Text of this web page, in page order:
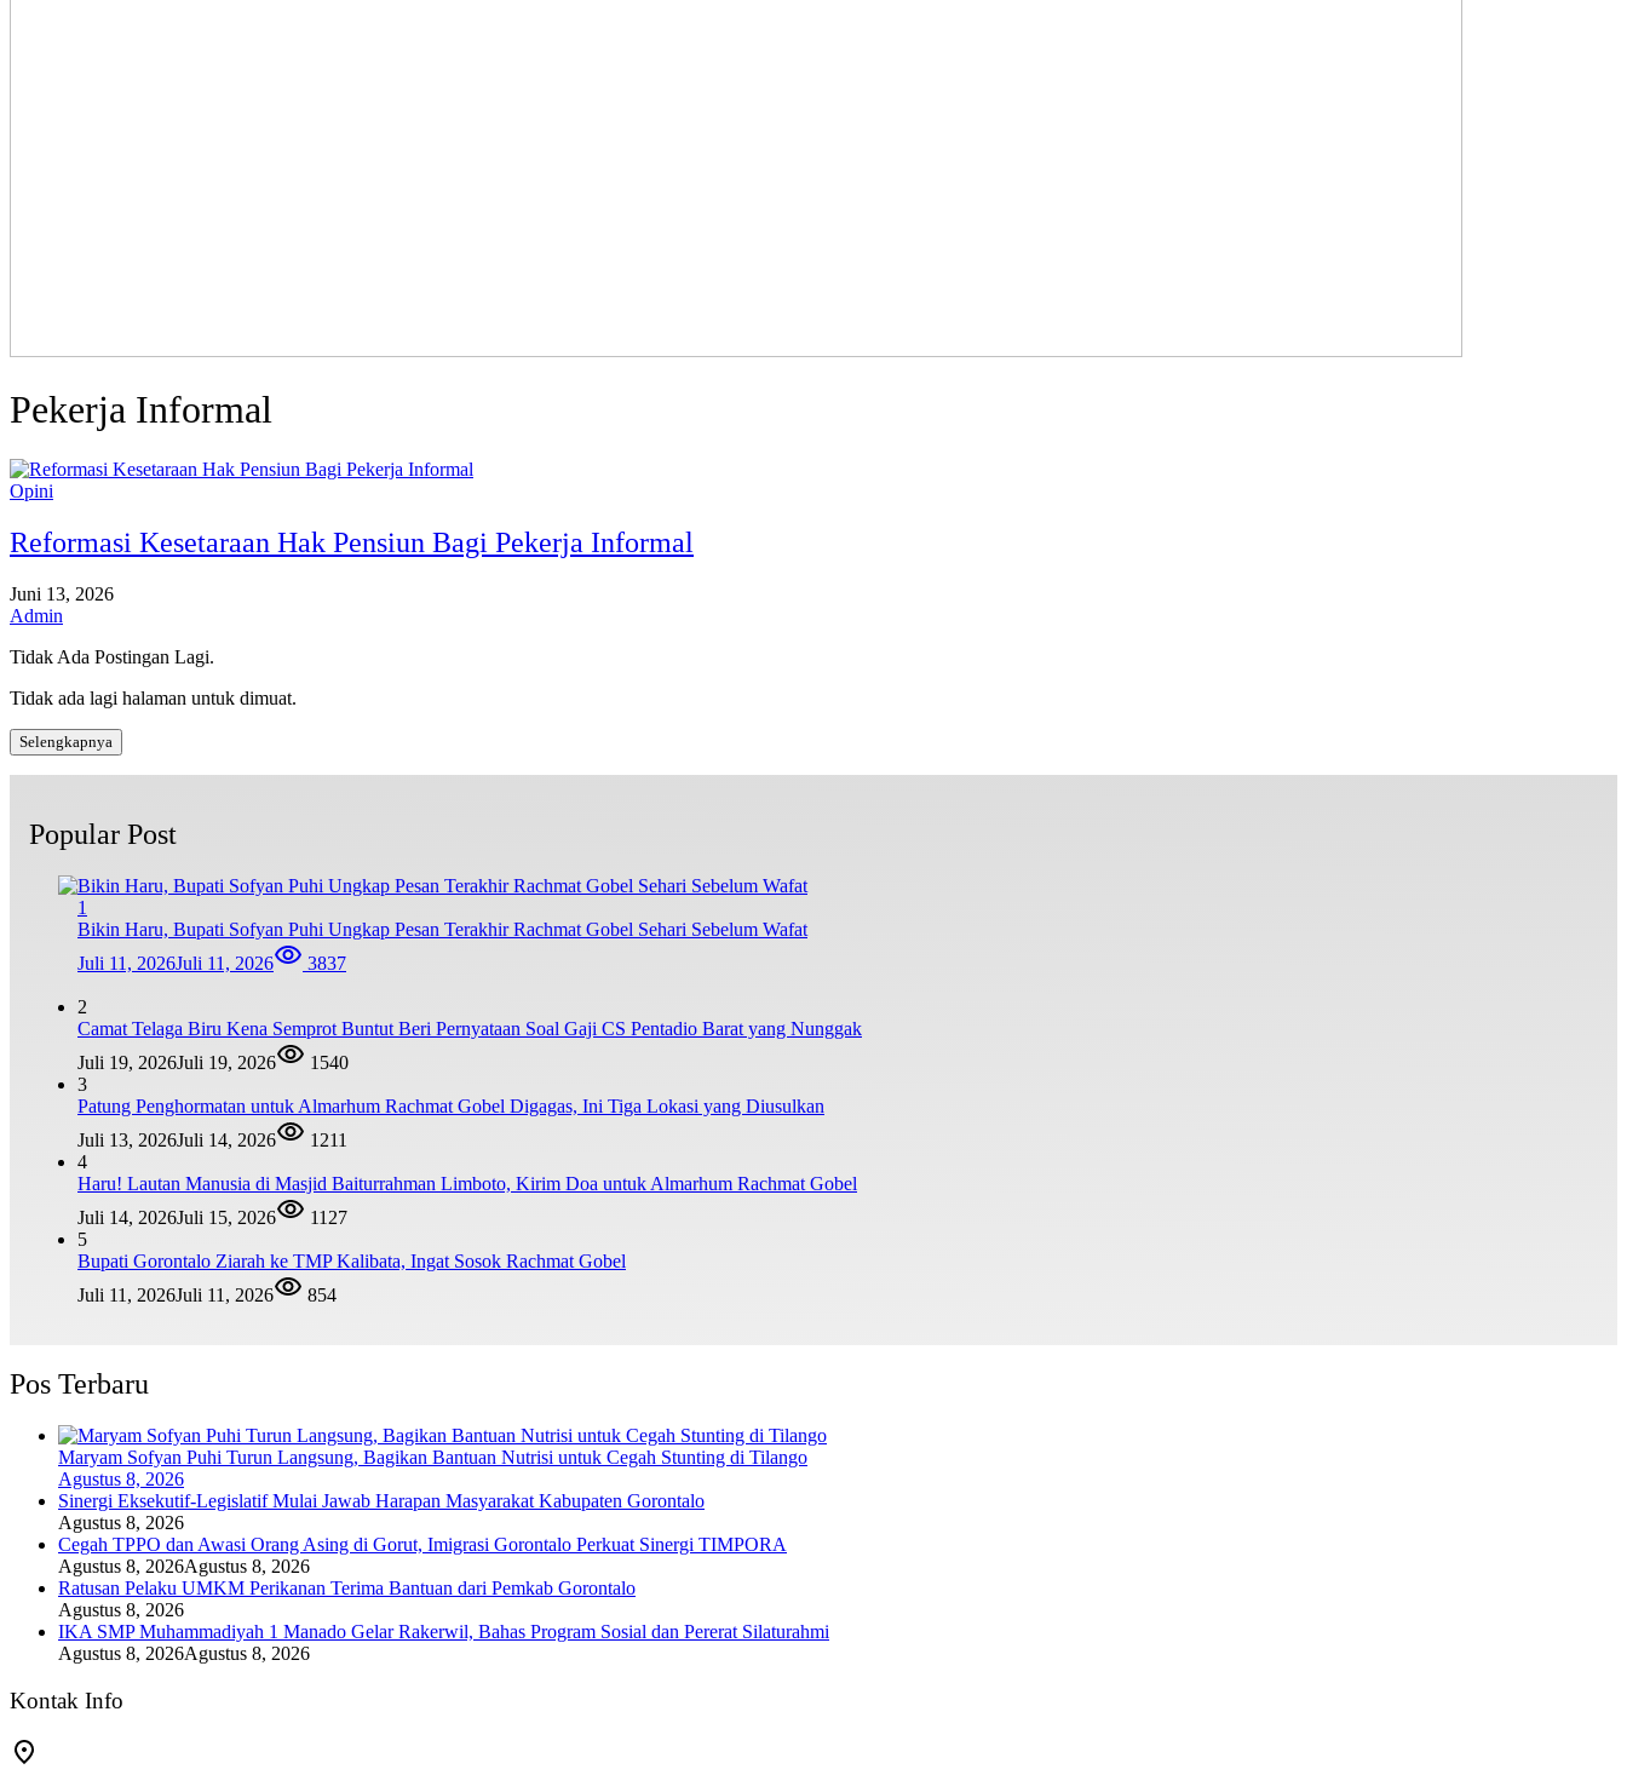
Pekerja Informal
Opini
Reformasi Kesetaraan Hak Pensiun Bagi Pekerja Informal
Juni 13, 2026
Admin
Tidak Ada Postingan Lagi.
Tidak ada lagi halaman untuk dimuat.
Selengkapnya
Popular Post
1
Bikin Haru, Bupati Sofyan Puhi Ungkap Pesan Terakhir Rachmat Gobel Sehari Sebelum Wafat
Juli 11, 2026Juli 11, 2026 3837
2
Camat Telaga Biru Kena Semprot Buntut Beri Pernyataan Soal Gaji CS Pentadio Barat yang Nunggak
Juli 19, 2026Juli 19, 2026
1540
3
Patung Penghormatan untuk Almarhum Rachmat Gobel Digagas, Ini Tiga Lokasi yang Diusulkan
Juli 13, 2026Juli 14, 2026
1211
4
Haru! Lautan Manusia di Masjid Baiturrahman Limboto, Kirim Doa untuk Almarhum Rachmat Gobel
Juli 14, 2026Juli 15, 2026
1127
5
Bupati Gorontalo Ziarah ke TMP Kalibata, Ingat Sosok Rachmat Gobel
Juli 11, 2026Juli 11, 2026 854
Pos Terbaru
Maryam Sofyan Puhi Turun Langsung, Bagikan Bantuan Nutrisi untuk Cegah Stunting di Tilango
Agustus 8, 2026
Sinergi Eksekutif-Legislatif Mulai Jawab Harapan Masyarakat Kabupaten Gorontalo
Agustus 8, 2026
Cegah TPPO dan Awasi Orang Asing di Gorut, Imigrasi Gorontalo Perkuat Sinergi TIMPORA
Agustus 8, 2026Agustus 8, 2026
Ratusan Pelaku UMKM Perikanan Terima Bantuan dari Pemkab Gorontalo
Agustus 8, 2026
IKA SMP Muhammadiyah 1 Manado Gelar Rakerwil, Bahas Program Sosial dan Pererat Silaturahmi
Agustus 8, 2026Agustus 8, 2026
Kontak Info